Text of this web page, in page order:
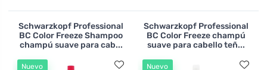
Schwarzkopf Professional
BC Color Freeze Shampoo
champú suave para cab...
Nuevo
Schwarzkopf Professional
BC Color Freeze champú
suave para cabello teñ...
Nuevo